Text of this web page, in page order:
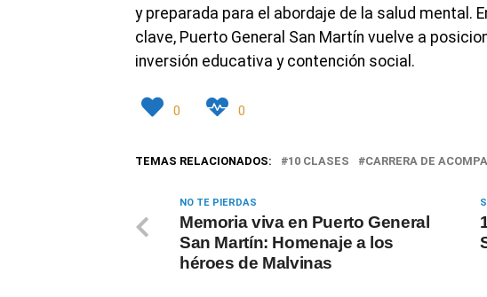
y preparada para el abordaje de la salud mental.
clave, Puerto General San Martín vuelve a
inversión educativa y contención social.
0 0
TEMAS RELACIONADOS: 10 CLASES CARRERA DE
NO TE PIERDAS
Memoria viva en Puerto General
San Martín: Homenaje a los
héroes de Malvinas